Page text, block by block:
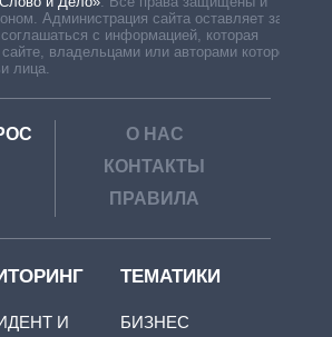
Администрация сайта оставляет за
с информацией, которая
владельцами или авторами которой
лица.
О НАС
КОНТАКТЫ
ПРАВИЛА
И
ТЕМАТИКИ
БИЗНЕС